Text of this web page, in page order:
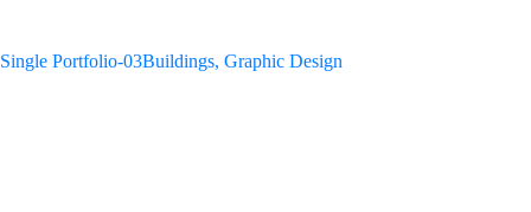
Single Portfolio-03Buildings, Graphic Design